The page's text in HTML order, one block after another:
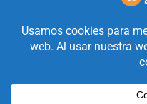
Llega a San
Realizado con la
alguien a quién
informar que ocurre